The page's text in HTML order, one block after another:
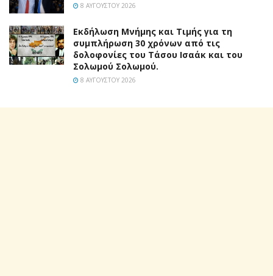
8 ΑΥΓΟΎΣΤΟΥ 2026
Εκδήλωση Μνήμης και Τιμής για τη
συμπλήρωση 30 χρόνων από τις
δολοφονίες του Τάσου Ισαάκ και του
Σολωμού Σολωμού.
8 ΑΥΓΟΎΣΤΟΥ 2026